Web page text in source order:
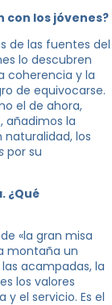
con los jóvenes?
de las fuentes del
lo descubren
coherencia y la
de equivocarse.
el de ahora,
añadimos la
los
por su
¿Qué
«la gran misa
montaña un
acampadas, la
los valores
el servicio. Es el